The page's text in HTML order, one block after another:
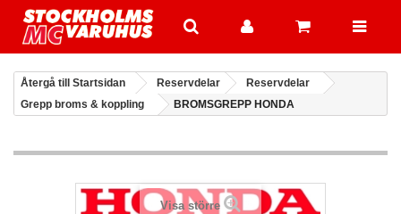
Återgå till Startsidan Reservdelar
Reservdelar
Grepp broms & koppling
BROMSGREPP HONDA
Visa större